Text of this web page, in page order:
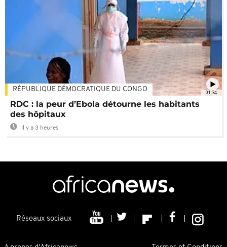
01:34
RÉPUBLIQUE DÉMOCRATIQUE DU CONGO
RDC : la peur d’Ebola détourne les habitants
des hôpitaux
Il y a 3 heures
Réseaux sociaux